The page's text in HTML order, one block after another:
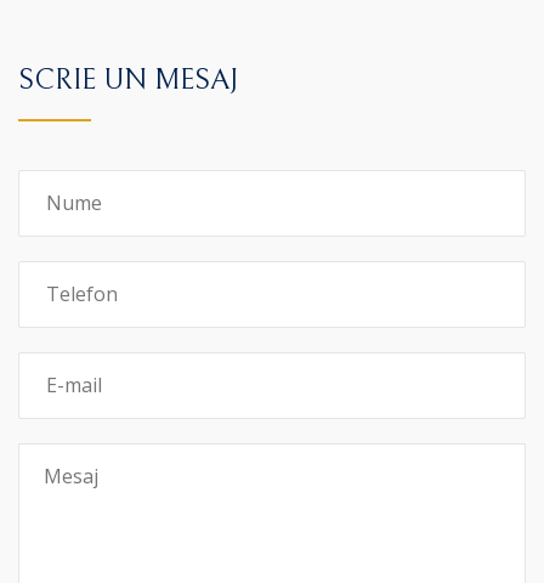
SCRIE UN MESAJ